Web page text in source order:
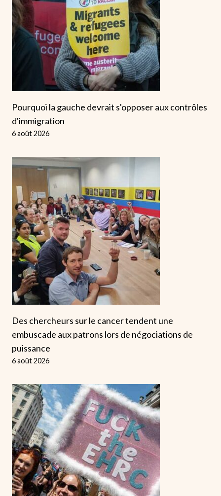
Pourquoi la gauche devrait s'opposer aux contrôles
d'immigration
6 août 2026
Des chercheurs sur le cancer tendent une
embuscade aux patrons lors de négociations de
puissance
6 août 2026